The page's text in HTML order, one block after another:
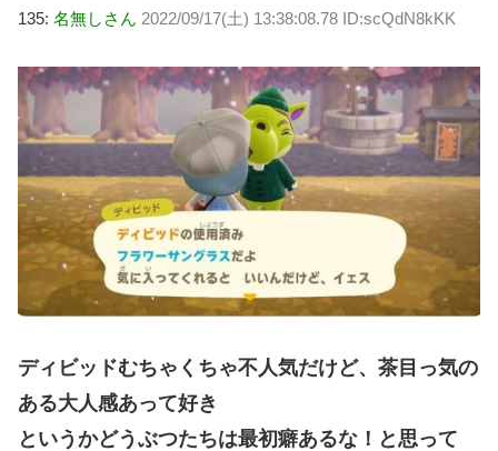
135: 名無しさん 2022/09/17(土) 13:38:08.78 ID:scQdN8kKK
ディビッドむちゃくちゃ不人気だけど、茶目っ気の
ある大人感あって好き
というかどうぶつたちは最初癖あるな！と思って